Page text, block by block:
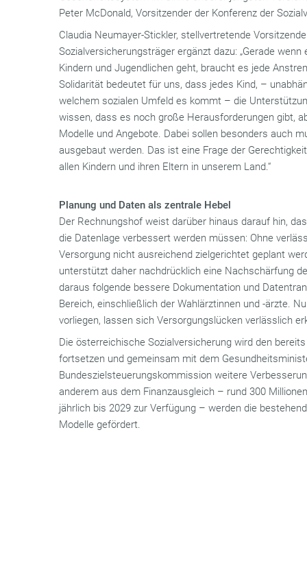
Peter McDonald, Vorsitzender der Konferenz der
Claudia Neumayer-Stickler, stellvertretende
Sozialversicherungsträger ergänzt dazu: „Gerade
Kindern und Jugendlichen geht, braucht es jede
Solidarität bedeutet für uns, dass jedes Kind, –
welchem sozialen Umfeld es kommt – die
wissen, dass es noch große Herausforderungen gibt,
Modelle und Angebote. Dabei sollen besonders auch
ausgebaut werden. Das ist eine Frage der
allen Kindern und ihren Eltern in unserem Land.“
Planung und Daten als zentrale Hebel
Der Rechnungshof weist darüber hinaus darauf hin,
die Datenlage verbessert werden müssen: Ohne
Versorgung nicht ausreichend zielgerichtet geplant
unterstützt daher nachdrücklich eine Nachschärfung
daraus folgende bessere Dokumentation und
Bereich, einschließlich der Wahlärztinnen und -ärzte.
vorliegen, lassen sich Versorgungslücken verlässlich
Die österreichische Sozialversicherung wird den
fortsetzen und gemeinsam mit dem
Bundeszielsteuerungskommission weitere
anderem aus dem Finanzausgleich – rund 300
jährlich bis 2029 zur Verfügung – werden die
Modelle gefördert.